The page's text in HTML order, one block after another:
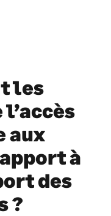
les
aux
à
des
?